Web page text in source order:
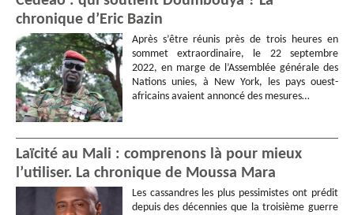
chronique d’Eric Bazin
Après s’être réunis près de trois heures en
sommet extraordinaire, le 22 septembre
2022, en marge de l’Assemblée générale des
Nations unies, à New York, les pays ouest-
africains avaient annoncé des mesures…
Laïcité au Mali : comprenons là pour mieux
l’utiliser. La chronique de Moussa Mara
Les cassandres les plus pessimistes ont prédit
depuis des décennies que la troisième guerre